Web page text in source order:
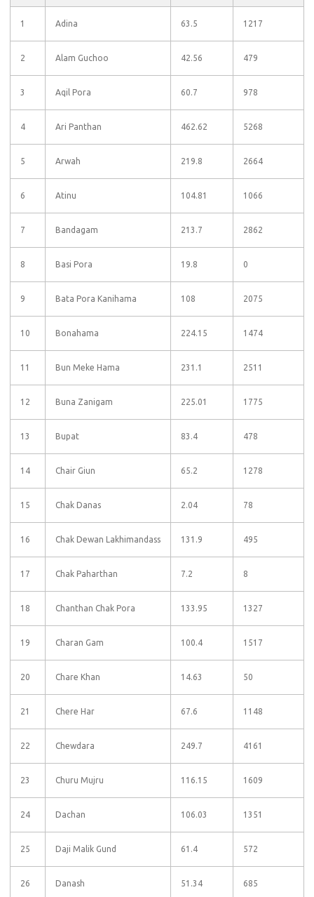
1 Adina 63.5 1217
2 Alam Guchoo 42.56 479
3 Aqil Pora 60.7 978
4 Ari Panthan 462.62 5268
5 Arwah 219.8 2664
6 Atinu 104.81 1066
7 Bandagam 213.7 2862
8 Basi Pora 19.8 0
9 Bata Pora Kanihama 108 2075
10 Bonahama 224.15 1474
11 Bun Meke Hama 231.1 2511
12 Buna Zanigam 225.01 1775
13 Bupat 83.4 478
14 Chair Giun 65.2 1278
15 Chak Danas 2.04 78
16 Chak Dewan Lakhimandass 131.9 495
17 Chak Paharthan 7.2 8
18 Chanthan Chak Pora 133.95 1327
19 Charan Gam 100.4 1517
20 Chare Khan 14.63 50
21 Chere Har 67.6 1148
22 Chewdara 249.7 4161
23 Churu Mujru 116.15 1609
24 Dachan 106.03 1351
25 Daji Malik Gund 61.4 572
26 Danash 51.34 685